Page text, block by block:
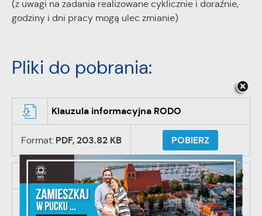
(z uwagi na zadania realizowane cyklicznie i doraźnie,
godziny i dni pracy mogą ulec zmianie)
Pliki do pobrania:
Klauzula informacyjna RODO
Format: PDF, 203.82 KB POBIERZ
Straż Miejska Klauzula informacyjna DODO
Format:PDF, 165.51 KB POBIERZ
partnerami oraz innych dostawców usług. Firmy te działają w
charakterze pośredników prezentujących nasze treści w